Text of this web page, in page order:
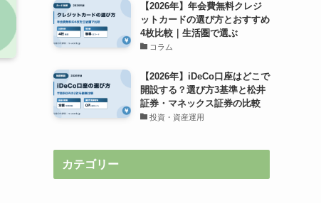
【2026年】年会費無料クレジ
ットカードの選び方とおすすめ
4枚比較｜生活圏で選ぶ
コラム
【2026年】iDeCo口座はどこで
開設する？選び方3基準と松井
証券・マネックス証券の比較
投資・資産運用
カテゴリー